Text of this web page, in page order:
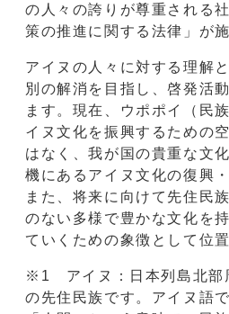
の人々の誇りが尊重される
策の推進に関する法律」が
アイヌの人々に対する理解
別の解消を目指し、啓発活
ます。現在、ウポポイ（民
イヌ文化を振興するための
はなく、我が国の貴重な文
機にあるアイヌ文化の復興
また、将来に向けて先住民
のない多様で豊かな文化を
ていくための象徴として位
※1 アイヌ：日本列島北部
の先住民族です。アイヌ語